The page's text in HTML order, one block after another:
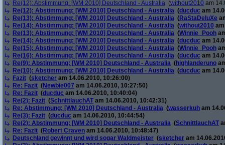
Re(12): Abstimmung: [WM 2010] Deutschland - Australia (without2010 am
Re(12): Abstimmung: [WM 2010] Deutschland - Australia (ducduc am
Re(13): Abstimmung: [WM 2010] Deutschland - Australia (RaStaDeluXe
Re(14): Abstimmung: [WM 2010] Deutschland - Australia (without2010
Re(13): Abstimmung: [WM 2010] Deutschland - Australia (Winnie_Pooh
Re(14): Abstimmung: [WM 2010] Deutschland - Australia (ducduc am
Re(15): Abstimmung: [WM 2010] Deutschland - Australia (Winnie_Pooh
Re(16): Abstimmung: [WM 2010] Deutschland - Australia (ducduc am
Re(9): Abstimmung: [WM 2010] Deutschland - Australia (highlanderuno
Re(10): Abstimmung: [WM 2010] Deutschland - Australia (ducduc am
Fazit (sketcher am 14.06.2010, 10:26:00)
Re: Fazit (Newbie007 am 14.06.2010, 10:27:50)
Re: Fazit (ducduc am 14.06.2010, 10:40:04)
Re(2): Fazit (SchnittlauchAT am 14.06.2010, 10:42:31)
Re: Abstimmung: [WM 2010] Deutschland - Australia (wasserkuh am
Re(3): Fazit (ducduc am 14.06.2010, 10:44:54)
Re(2): Abstimmung: [WM 2010] Deutschland - Australia (SchnittlauchAT
Re: Fazit (Robert Craven am 14.06.2010, 10:48:47)
Deutschland gewinnt und wird sogar Waldmeister (sketcher am